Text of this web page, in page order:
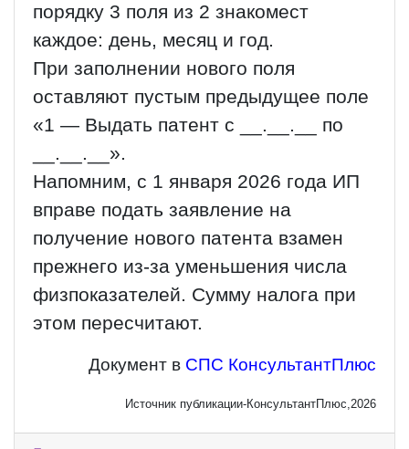
порядку 3 поля из 2 знакомест
каждое: день, месяц и год.
При заполнении нового поля
оставляют пустым предыдущее поле
«1 — Выдать патент с __.__.__ по
__.__.__».
Напомним, с 1 января 2026 года ИП
вправе подать заявление на
получение нового патента взамен
прежнего из-за уменьшения числа
физпоказателей. Сумму налога при
этом пересчитают.
Документ в СПС КонсультантПлюс
Источник публикации-КонсультантПлюс,2026